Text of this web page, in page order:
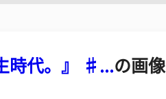
時代。』 ♯...の画像